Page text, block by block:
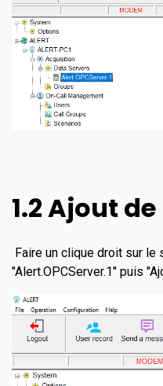
1.2 Ajout
Faire un clique droit sur le
"Alert.OPCServer.1" puis